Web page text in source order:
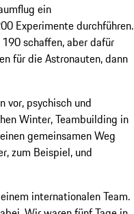
ein
Experimente durchführen.
schaffen, aber dafür
für die Astronauten, dann
vor, psychisch und
Winter, Teambuilding in
gemeinsamen Weg
zum Beispiel, und
internationalen Team.